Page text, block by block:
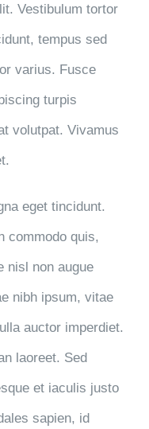
Vestibulum tortor
tempus sed
varius. Fusce
turpis
volutpat. Vivamus
eget tincidunt.
commodo quis,
nisl non augue
nibh ipsum, vitae
auctor imperdiet.
laoreet. Sed
et iaculis justo
sapien, id